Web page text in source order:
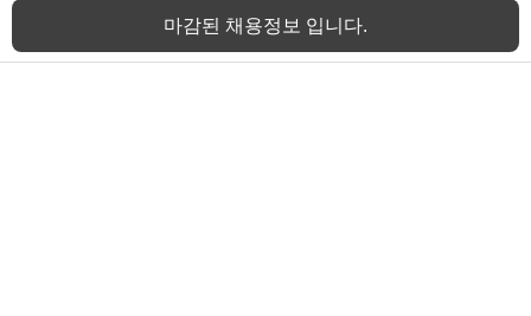
마감된 채용정보 입니다.
About 샵마넷 |개인정보 처리방침 |